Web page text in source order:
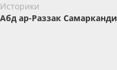
Историки
Абд ар-Раззак Самарканди